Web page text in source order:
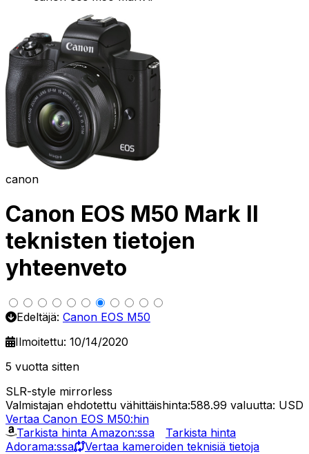
canon
Canon EOS M50 Mark II
teknisten tietojen
yhteenveto
Edeltäjä: Canon EOS M50
Ilmoitettu: 10/14/2020
5 vuotta sitten
SLR-style mirrorless
Valmistajan ehdotettu vähittäishinta:588.99 valuutta: USD
Vertaa Canon EOS M50:hin
Tarkista hinta Amazon:ssa
Tarkista hinta
Adorama:ssa
Vertaa kameroiden teknisiä tietoja